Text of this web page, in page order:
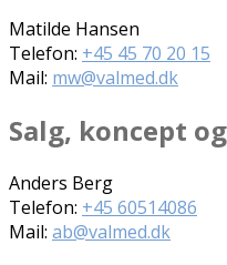
Matilde Hansen
Telefon: +45 45 70 20 15
Mail: mw@valmed.dk
Salg, koncept
Anders Berg
Telefon: +45 60514086
Mail: ab@valmed.dk